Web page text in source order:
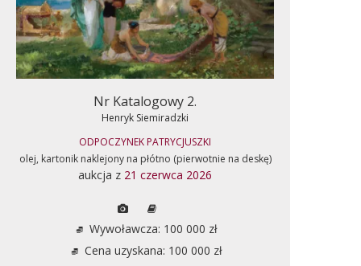
Nr Katalogowy 2.
Henryk Siemiradzki
ODPOCZYNEK PATRYCJUSZKI
olej, kartonik naklejony na płótno (pierwotnie na deskę)
aukcja z 21 czerwca 2026
Wywoławcza: 100 000 zł
Cena uzyskana: 100 000 zł